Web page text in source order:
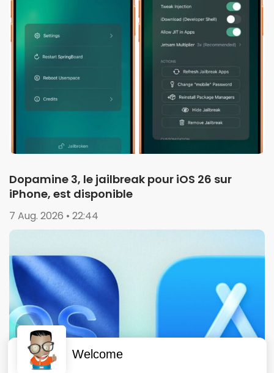
Dopamine 3, le jailbreak pour iOS 26 sur
iPhone, est disponible
7 Aug. 2026 • 22:44
Welcome